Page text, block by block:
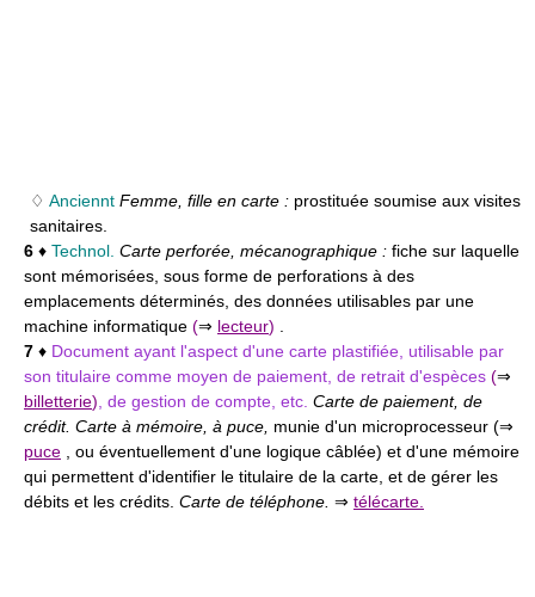
♢ Anciennt Femme, fille en carte : prostituée soumise aux visites
sanitaires.
6 ♦ Technol. Carte perforée, mécanographique : fiche sur laquelle
sont mémorisées, sous forme de perforations à des
emplacements déterminés, des données utilisables par une
machine informatique (⇒ lecteur)
7 ♦ Document ayant l'aspect d'une carte plastifiée, utilisable par
son titulaire comme moyen de paiement, de retrait d'espèces (⇒
billetterie) , de gestion de compte, etc. Carte de paiement, de
crédit. Carte à mémoire, à puce, munie d'un microprocesseur (⇒
puce , ou éventuellement d'une logique câblée) et d'une mémoire
qui permettent d'identifier le titulaire de la carte, et de gérer les
débits et les crédits. Carte de téléphone. ⇒ télécarte.